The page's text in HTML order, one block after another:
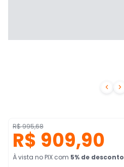
 
R$ 995,68
R$ 909,90
À vista no PIX com 5% de desconto